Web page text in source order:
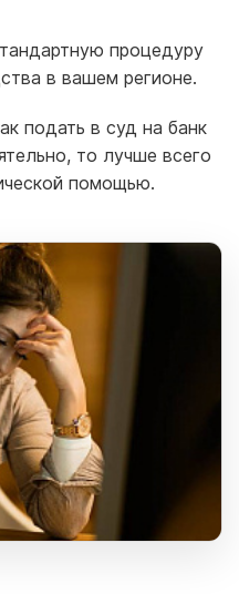
процедуру
в вашем регионе.
подать в суд на банк
то лучше всего
помощью.